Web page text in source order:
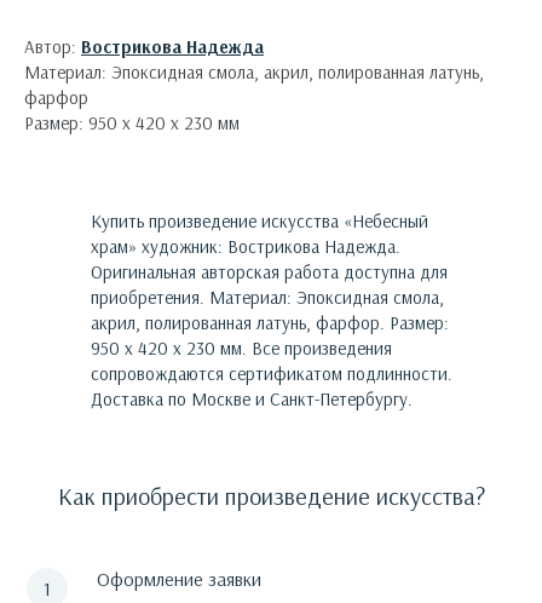
Автор: Вострикова Надежда
Материал: Эпоксидная смола, акрил, полированная латунь,
фарфор
Размер: 950 х 420 х 230 мм
Купить произведение искусства «Небесный
храм» художник: Вострикова Надежда.
Оригинальная авторская работа доступна для
приобретения. Материал: Эпоксидная смола,
акрил, полированная латунь, фарфор. Размер:
950 х 420 х 230 мм. Все произведения
сопровождаются сертификатом подлинности.
Доставка по Москве и Санкт-Петербургу.
Как приобрести произведение искусства?
Оформление заявки